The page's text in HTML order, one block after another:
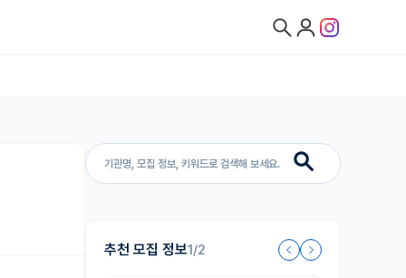
추천 모집 정보1/2